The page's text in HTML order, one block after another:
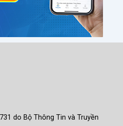
do Bộ Thông Tin và Truyền